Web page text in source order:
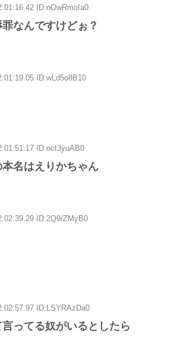
ID:nOwRmoIa0
なんですけどぉ？
ID:wLd5o8B10
ID:oct3yuAB0
名はえりかちゃん
ID:2Q9/ZMyB0
ID:LSYRAzDa0
ってる奴がいるとしたら